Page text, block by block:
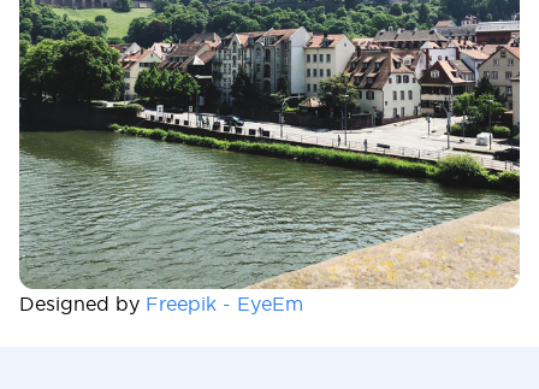
Designed by Freepik - EyeEm